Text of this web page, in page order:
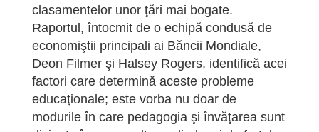
clasamentelor unor ţări mai bogate.
Raportul, întocmit de o echipă condusă de
economiştii principali ai Băncii Mondiale,
Deon Filmer şi Halsey Rogers, identifică acei
factori care determină aceste probleme
educaţionale; este vorba nu doar de
modurile în care pedagogia şi învăţarea sunt